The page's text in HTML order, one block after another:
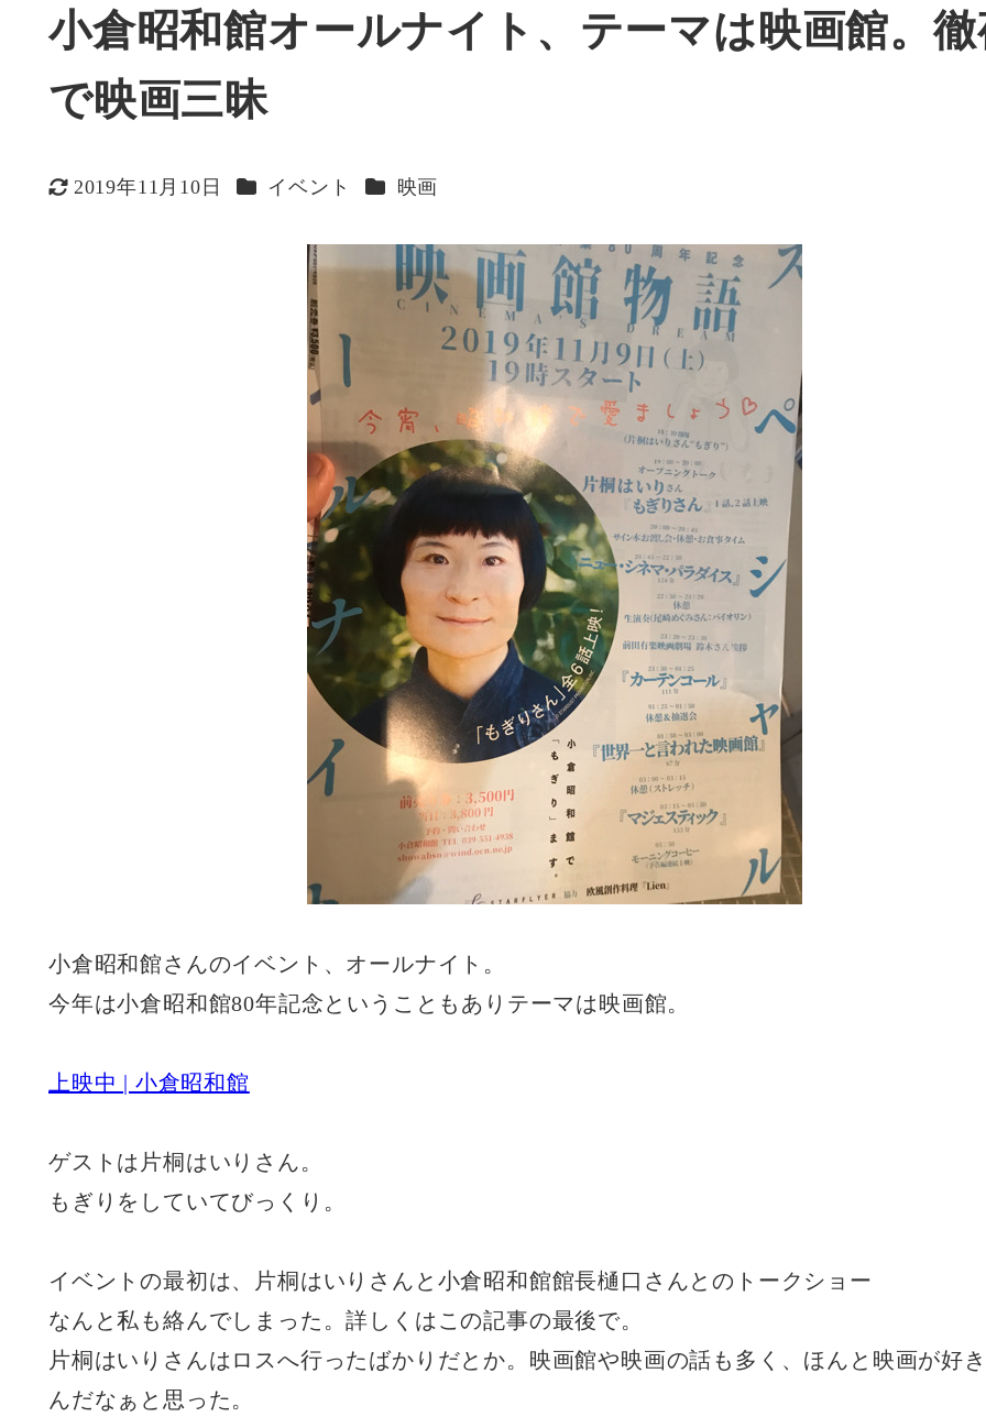
小倉昭和館オールナイト、テーマは映画館。
で映画三昧
更新日
2019年11月10日 カテゴリー
イベント カテゴリー
映画
小倉昭和館さんのイベント、オールナイト。
今年は小倉昭和館80年記念ということもありテーマは映画館。
上映中 | 小倉昭和館
ゲストは片桐はいりさん。
もぎりをしていてびっくり。
イベントの最初は、片桐はいりさんと小倉昭和館館長樋口さんとのトークショー
なんと私も絡んでしまった。詳しくはこの記事の最後で。
片桐はいりさんはロスへ行ったばかりだとか。映画館や映画の話も多く、ほんと映画が好
んだなぁと思った。